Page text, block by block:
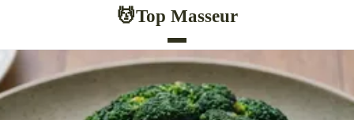
💆Top Masseur